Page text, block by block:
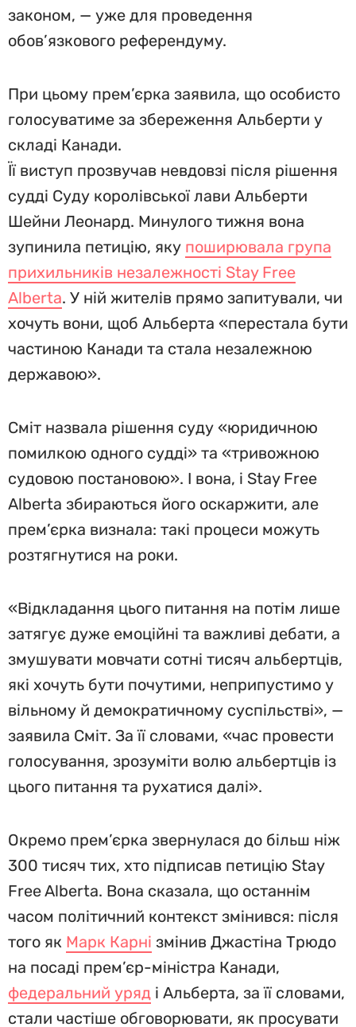
законом, — уже для проведення
обов’язкового референдуму.
При цьому прем’єрка заявила, що особисто
голосуватиме за збереження Альберти у
складі Канади.
Її виступ прозвучав невдовзі після рішення
судді Суду королівської лави Альберти
Шейни Леонард. Минулого тижня вона
зупинила петицію, яку поширювала група
прихильників незалежності Stay Free
Alberta. У ній жителів прямо запитували, чи
хочуть вони, щоб Альберта «перестала бути
частиною Канади та стала незалежною
державою».
Сміт назвала рішення суду «юридичною
помилкою одного судді» та «тривожною
судовою постановою». І вона, і Stay Free
Alberta збираються його оскаржити, але
прем’єрка визнала: такі процеси можуть
розтягнутися на роки.
«Відкладання цього питання на потім лише
затягує дуже емоційні та важливі дебати, а
змушувати мовчати сотні тисяч альбертців,
які хочуть бути почутими, неприпустимо у
вільному й демократичному суспільстві», —
заявила Сміт. За її словами, «час провести
голосування, зрозуміти волю альбертців із
цього питання та рухатися далі».
Окремо прем’єрка звернулася до більш ніж
300 тисяч тих, хто підписав петицію Stay
Free Alberta. Вона сказала, що останнім
часом політичний контекст змінився: після
того як Марк Карні змінив Джастіна Трюдо
на посаді прем’єр-міністра Канади,
федеральний уряд і Альберта, за її словами,
стали частіше обговорювати, як просувати